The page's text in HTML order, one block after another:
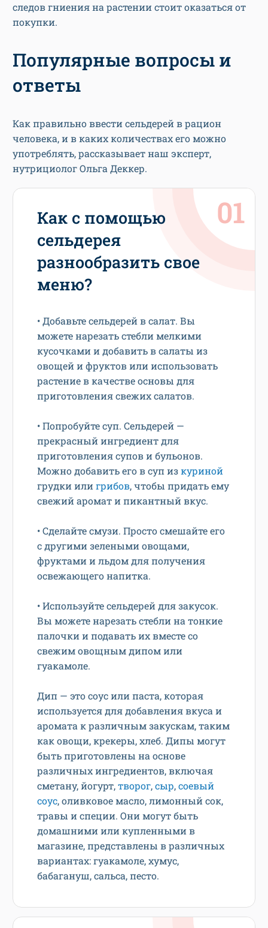
следов гниения на растении стоит оказаться от
покупки.
Популярные вопросы и
ответы
Как правильно ввести сельдерей в рацион
человека, и в каких количествах его можно
употреблять, рассказывает наш эксперт,
нутрициолог Ольга Деккер.
Как с помощью
сельдерея
разнообразить свое
меню?
• Добавьте сельдерей в салат. Вы
можете нарезать стебли мелкими
кусочками и добавить в салаты из
овощей и фруктов или использовать
растение в качестве основы для
приготовления свежих салатов.
• Попробуйте суп. Сельдерей —
прекрасный ингредиент для
приготовления супов и бульонов.
Можно добавить его в суп изкуриной
грудки или грибов, чтобы придать ему
свежий аромат и пикантный вкус.
• Сделайте смузи. Просто смешайте его
с другими зелеными овощами,
фруктами и льдом для получения
освежающего напитка.
• Используйте сельдерей для закусок.
Вы можете нарезать стебли на тонкие
палочки и подавать их вместе со
свежим овощным дипом или
гуакамоле.
Дип — это соус или паста, которая
используется для добавления вкуса и
аромата к различным закускам, таким
как овощи, крекеры, хлеб. Дипы могут
быть приготовлены на основе
различных ингредиентов, включая
сметану, йогурт,творог,сыр,соевый
соус, оливковое масло, лимонный сок,
травы и специи. Они могут быть
домашними или купленными в
магазине, представлены в различных
вариантах: гуакамоле, хумус,
бабагануш, сальса, песто.